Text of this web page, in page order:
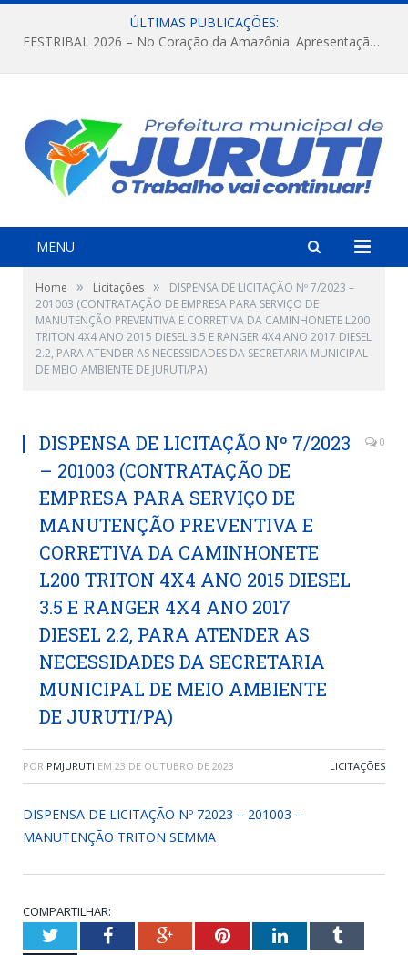
ÚLTIMAS PUBLICAÇÕES:
FESTRIBAL 2026 – No Coração da Amazônia. Apresentação da Munduruku.
MENU
Home » Licitações »
DISPENSA DE LICITAÇÃO Nº 7/2023 –
201003 (CONTRATAÇÃO DE EMPRESA PARA SERVIÇO DE
MANUTENÇÃO PREVENTIVA E CORRETIVA DA CAMINHONETE L200
TRITON 4X4 ANO 2015 DIESEL 3.5 E RANGER 4X4 ANO 2017 DIESEL
2.2, PARA ATENDER AS NECESSIDADES DA SECRETARIA MUNICIPAL
DE MEIO AMBIENTE DE JURUTI/PA)
DISPENSA DE LICITAÇÃO Nº 7/2023
– 201003 (CONTRATAÇÃO DE
EMPRESA PARA SERVIÇO DE
MANUTENÇÃO PREVENTIVA E
CORRETIVA DA CAMINHONETE
L200 TRITON 4X4 ANO 2015 DIESEL
3.5 E RANGER 4X4 ANO 2017
DIESEL 2.2, PARA ATENDER AS
NECESSIDADES DA SECRETARIA
MUNICIPAL DE MEIO AMBIENTE
DE JURUTI/PA)
0
POR PMJURUTI EM 23 DE OUTUBRO DE 2023 LICITAÇÕES
DISPENSA DE LICITAÇÃO Nº 72023 – 201003 –
MANUTENÇÃO TRITON SEMMA
COMPARTILHAR:
TwitterFacebookGoogle+PinterestLinkedInTumblr